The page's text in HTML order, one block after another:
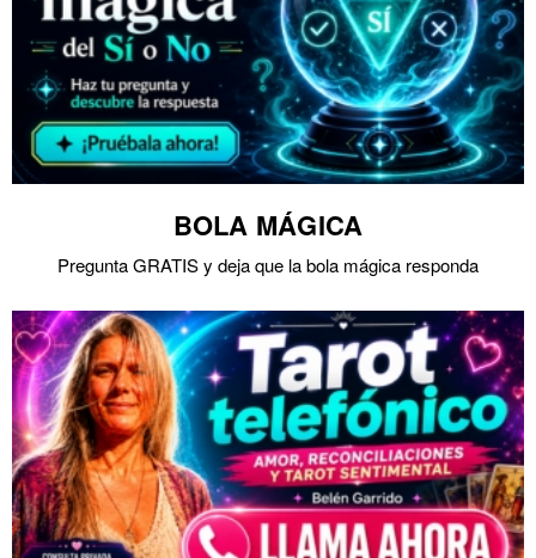
BOLA MÁGICA
Pregunta GRATIS y deja que la bola mágica responda